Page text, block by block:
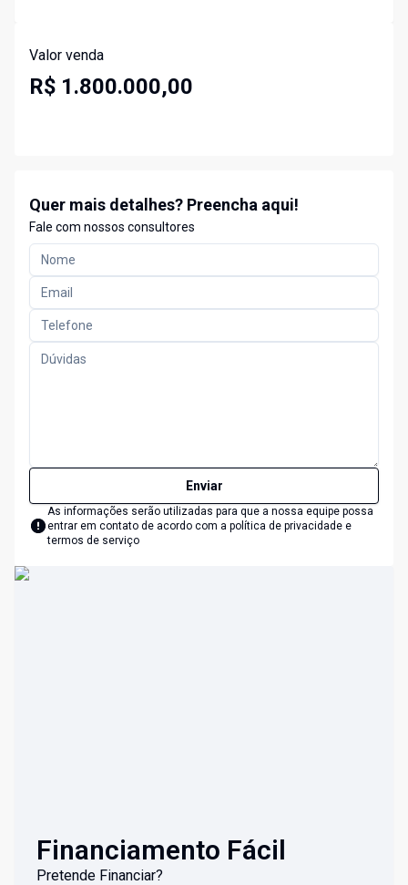
Valor venda
R$ 1.800.000,00
Quer mais detalhes? Preencha aqui!
Fale com nossos consultores
Enviar
As informações serão utilizadas para que a nossa equipe possa
entrar em contato de acordo com a política de privacidade e
termos de serviço
Financiamento Fácil
Pretende Financiar?